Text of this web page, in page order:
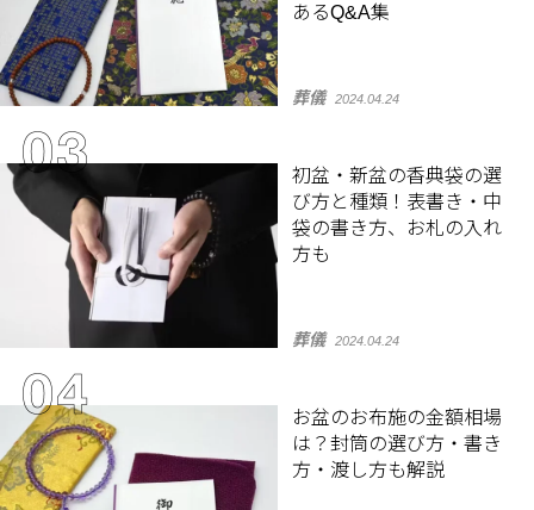
あるQ&A集
葬儀 2024.04.24
初盆・新盆の香典袋の選
び方と種類！表書き・中
袋の書き方、お札の入れ
方も
葬儀 2024.04.24
お盆のお布施の金額相場
は？封筒の選び方・書き
方・渡し方も解説